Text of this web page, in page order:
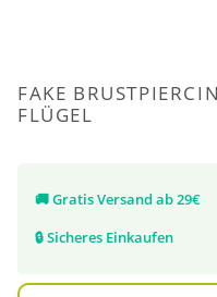
FAKE
FLÜGEL
🚚Gratis Versand ab 29€
🔒Sicheres Einkaufen